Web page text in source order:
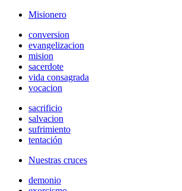
Misionero
conversion
evangelizacion
mision
sacerdote
vida consagrada
vocacion
sacrificio
salvacion
sufrimiento
tentación
Nuestras cruces
demonio